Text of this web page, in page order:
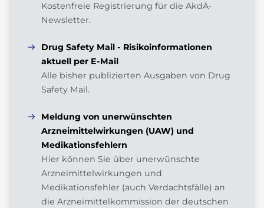
Kostenfreie Registrierung für die AkdÄ-
Newsletter.
Drug Safety Mail - Risikoinformationen
aktuell per E-Mail
Alle bisher publizierten Ausgaben von Drug
Safety Mail.
Meldung von unerwünschten
Arzneimittelwirkungen (UAW) und
Medikationsfehlern
Hier können Sie über unerwünschte
Arzneimittelwirkungen und
Medikationsfehler (auch Verdachtsfälle) an
die Arzneimittelkommission der deutschen